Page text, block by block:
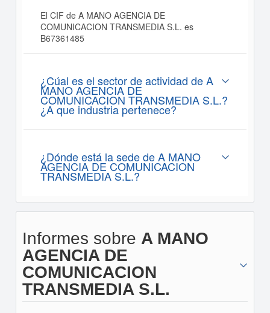
El CIF de A MANO AGENCIA DE
COMUNICACION TRANSMEDIA S.L. es
B67361485
¿Cúal es el sector de actividad de A
MANO AGENCIA DE
COMUNICACION TRANSMEDIA S.L.?
¿A que industria pertenece?
¿Dónde está la sede de A MANO
AGENCIA DE COMUNICACION
TRANSMEDIA S.L.?
Informes sobre A MANO
AGENCIA DE
COMUNICACION
TRANSMEDIA S.L.